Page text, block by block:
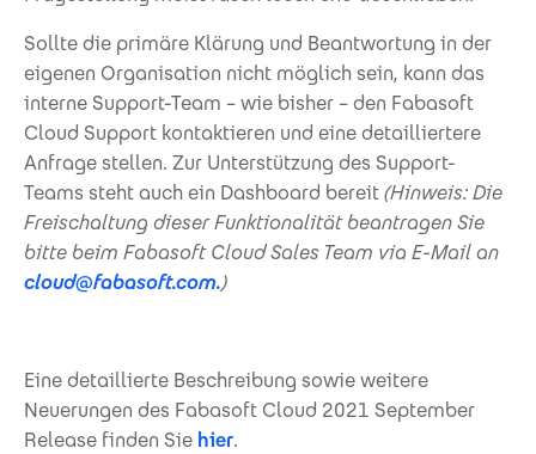
Sollte die primäre Klärung und Beantwortung in der
eigenen Organisation nicht möglich sein, kann das
interne Support-Team – wie bisher – den Fabasoft
Cloud Support kontaktieren und eine detailliertere
Anfrage stellen. Zur Unterstützung des Support-
Teams steht auch ein Dashboard bereit(Hinweis: Die
Freischaltung dieser Funktionalität beantragen Sie
bitte beim Fabasoft Cloud Sales Team via E-Mail an
cloud@fabasoft.com.)
Eine detaillierte Beschreibung sowie weitere
Neuerungen des Fabasoft Cloud 2021 September
Release finden Sie hier.